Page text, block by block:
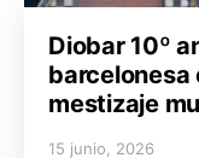
Diobar 10º
barcelonesa
mestizaje
15 junio, 2026